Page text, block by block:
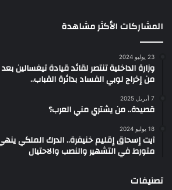
المشاركات الأكثر مشاهدة
23 يوليو 2024
وزارة الداخلية تنتصر لقائد قيادة تيغسالين
من إخراج لوبي الفساد بدائرة القباب..
7 أبريل 2025
قصيدة.. من يشتري مني العرب؟
18 يوليو 2024
آيت إسحاق إقليم خنيفرة.. الدرك الملكي
متورط في التشهير والنصب والاحتيال
تصنيفات